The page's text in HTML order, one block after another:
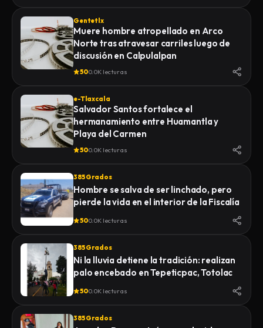
Gentetlx
Muere hombre atropellado en Arco
Norte tras atravesar carriles luego de
discusión en Calpulalpan
500.0K lecturas
e-Tlaxcala
Salvador Santos fortalece el
hermanamiento entre Huamantla y
Playa del Carmen
500.0K lecturas
385 Grados
Hombre se salva de ser linchado, pero
pierde la vida en el interior de la Fiscalía
500.0K lecturas
385 Grados
Ni la lluvia detiene la tradición: realizan
palo encebado en Tepeticpac, Totolac
500.0K lecturas
385 Grados